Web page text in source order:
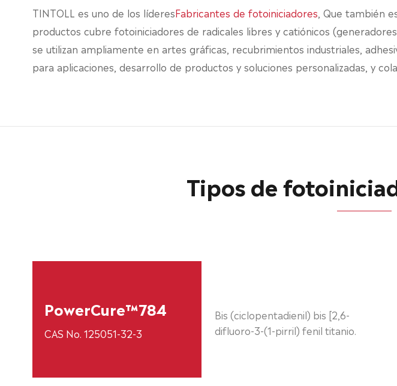
TINTOLL es uno de los líderesFabricantes de fotoiniciadores , Que también
productos cubre fotoiniciadores de radicales libres y catiónicos
se utilizan ampliamente en artes gráficas, recubrimientos industriales,
para aplicaciones, desarrollo de productos y soluciones personalizadas, y
Tipos de
PowerCure™784
CAS No. 125051-32-3
Bis (ciclopentadienil) bis [2,6-
difluoro-3-(1-pirril) fenil titanio.